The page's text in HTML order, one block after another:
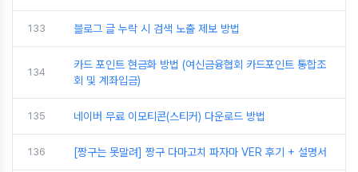
133 블로그 글 누락 시 검색 노출 제보 방법
134
카드 포인트 현금화 방법 (여신금융협회 카드포인트 통합조
회 및 계좌입금)
135 네이버 무료 이모티콘(스티커) 다운로드 방법
136 [짱구는 못말려] 짱구 다마고치 파자마 VER 후기 + 설명서